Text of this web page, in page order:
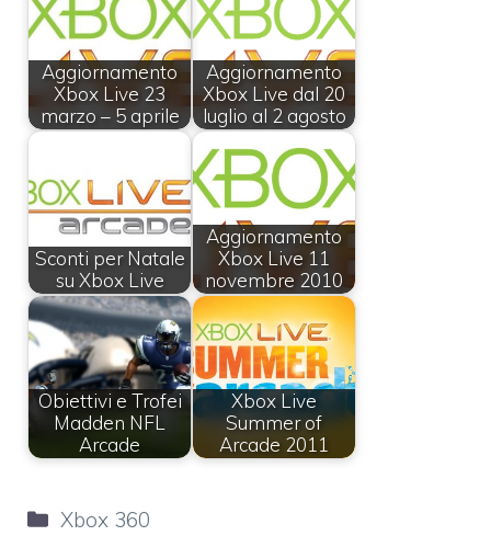
Aggiornamento
Xbox Live 23
marzo – 5 aprile
Aggiornamento
Xbox Live dal 20
luglio al 2 agosto
Sconti per Natale
su Xbox Live
Aggiornamento
Xbox Live 11
novembre 2010
Obiettivi e Trofei
Madden NFL
Arcade
Xbox Live
Summer of
Arcade 2011
Categorie
Xbox 360